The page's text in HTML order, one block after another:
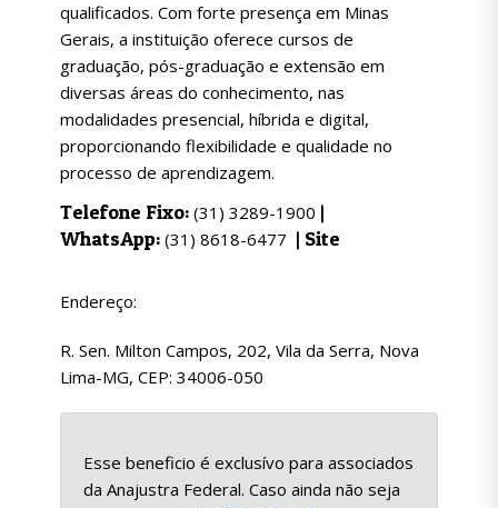
qualificados. Com forte presença em Minas
Gerais, a instituição oferece cursos de
graduação, pós-graduação e extensão em
diversas áreas do conhecimento, nas
modalidades presencial, híbrida e digital,
proporcionando flexibilidade e qualidade no
processo de aprendizagem.
Telefone Fixo: (31) 3289-1900 |
WhatsApp: (31) 8618-6477 | Site
Endereço:
R. Sen. Milton Campos, 202, Vila da Serra, Nova
Lima-MG, CEP: 34006-050
Esse beneficio é exclusívo para associados
da Anajustra Federal. Caso ainda não seja